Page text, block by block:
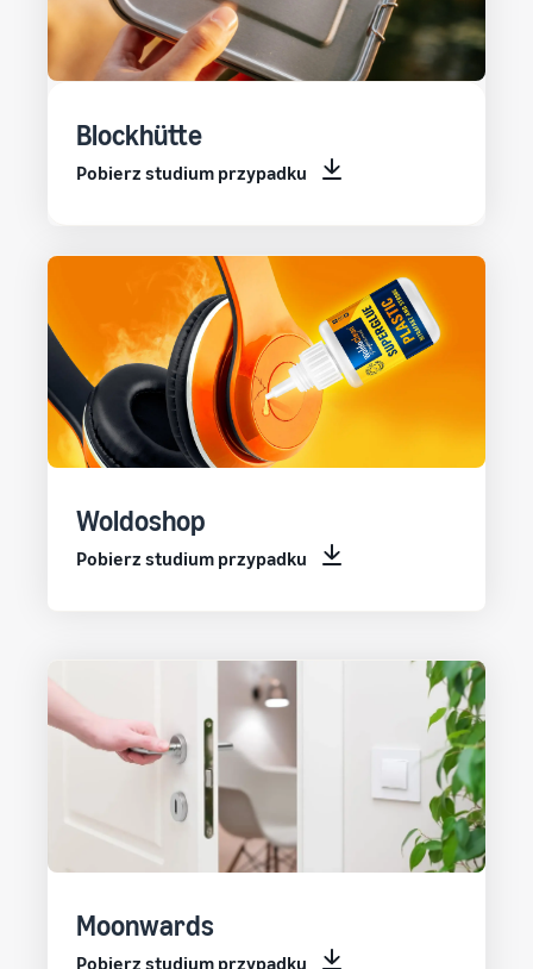
Blockhütte
Pobierz studium przypadku
Woldoshop
Pobierz studium przypadku
Moonwards
Pobierz studium przypadku